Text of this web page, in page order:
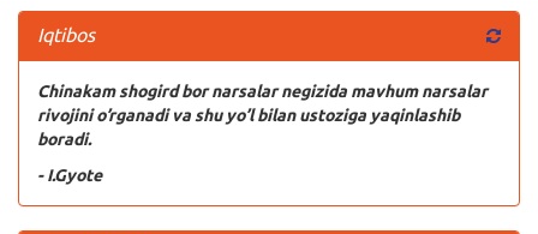
Iqtibos
Chinakam shogird bor narsalar negizida mavhum narsalar
rivojini o’rganadi va shu yo’l bilan ustoziga yaqinlashib
boradi.
- I.Gyote